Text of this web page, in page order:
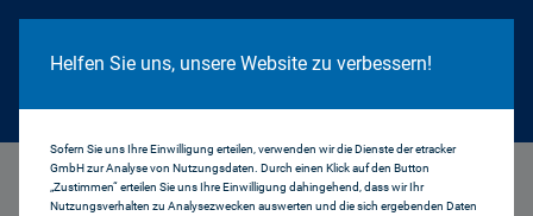
Cookie Hinweis
Helfen Sie uns, unsere Website zu verbessern!
Sofern Sie uns Ihre Einwilligung erteilen, verwenden wir die Dienste der etracker
GmbH zur Analyse von Nutzungsdaten. Durch einen Klick auf den Button
„Zustimmen“ erteilen Sie uns Ihre Einwilligung dahingehend, dass wir Ihr
Nutzungsverhalten zu Analysezwecken auswerten und die sich ergebenden Daten
Abschlussveranstaltung